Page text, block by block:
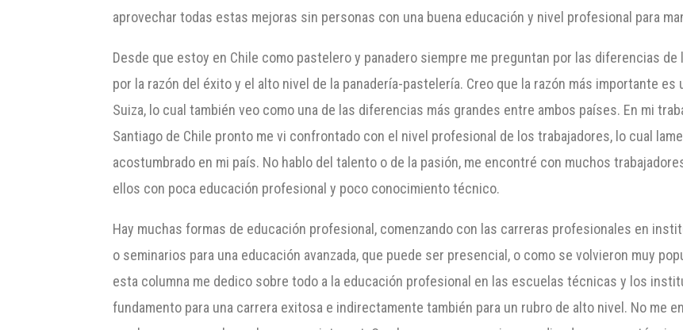
aprovechar todas estas mejoras sin personas con una buena educación y nivel profesional para
Desde que estoy en Chile como pastelero y panadero siempre me preguntan por las diferencias de
por la razón del éxito y el alto nivel de la panadería-pastelería. Creo que la razón más importante
Suiza, lo cual también veo como una de las diferencias más grandes entre ambos países. En mi
Santiago de Chile pronto me vi confrontado con el nivel profesional de los trabajadores, lo cual
acostumbrado en mi país. No hablo del talento o de la pasión, me encontré con muchos
ellos con poca educación profesional y poco conocimiento técnico.
Hay muchas formas de educación profesional, comenzando con las carreras profesionales en
o seminarios para una educación avanzada, que puede ser presencial, o como se volvieron muy
esta columna me dedico sobre todo a la educación profesional en las escuelas técnicas y los
fundamento para una carrera exitosa e indirectamente también para un rubro de alto nivel. No me